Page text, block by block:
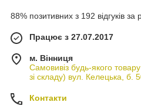
88% позитивних з 192 відгуків за
Працює з 27.07.2017
м. Вінниця
Самовивіз будь-якого
зі складу) вул. Келецька, б.
Контакти